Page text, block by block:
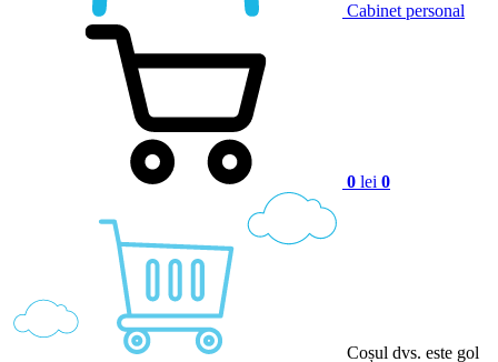
Cabinet personal
0 lei 0
Coșul dvs. este gol